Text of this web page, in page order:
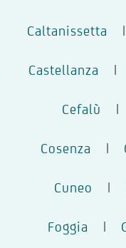
Caltanissetta |
Castellanza |
Cefalù |
Cosenza |
Cuneo |
Foggia |